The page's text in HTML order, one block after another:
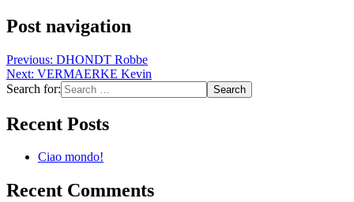
Post navigation
Previous: DHONDT Robbe
Next: VERMAERKE Kevin
Search for:
Recent Posts
Ciao mondo!
Recent Comments